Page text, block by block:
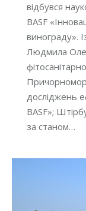
відбувся
BASF
винограду».
Людмила
досліджень
BASF»;
за станом…